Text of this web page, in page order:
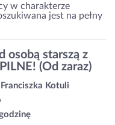
w charakterze
jest na pełny
osobą starszą z
(Od zaraz)
Kotuli